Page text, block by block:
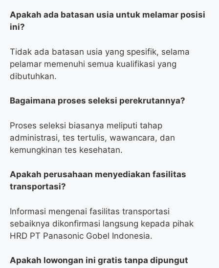
Apakah ada batasan usia untuk melamar posisi
ini?
Tidak ada batasan usia yang spesifik, selama
pelamar memenuhi semua kualifikasi yang
dibutuhkan.
Bagaimana proses seleksi perekrutannya?
Proses seleksi biasanya meliputi tahap
administrasi, tes tertulis, wawancara, dan
kemungkinan tes kesehatan.
Apakah perusahaan menyediakan fasilitas
transportasi?
Informasi mengenai fasilitas transportasi
sebaiknya dikonfirmasi langsung kepada pihak
HRD PT Panasonic Gobel Indonesia.
Apakah lowongan ini gratis tanpa dipungut